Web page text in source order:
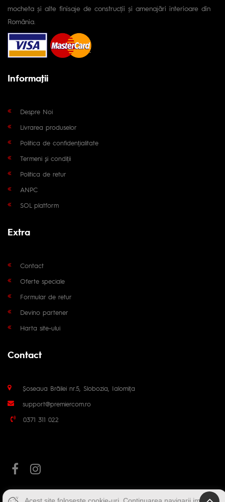
mocheta și alte finisaje de construcții și amenajări interioare din
România.
Informaţii
Despre Noi
Livrarea produselor
Politica de confidențialitate
Termeni și condiții
Politica de retur
ANPC
SOL platform
Extra
Contact
Oferte speciale
Formular de retur
Devino partener
Harta site-ului
Contact
Șoseaua Brăilei nr.5, Slobozia, Ialomița
support@premiercom.ro
0371 311 022